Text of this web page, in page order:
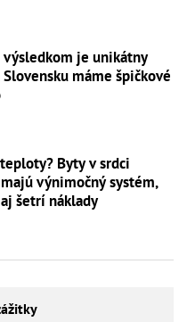
výsledkom je unikátny
Slovensku máme špičkové
Byty v srdci
výnimočný systém,
šetrí náklady